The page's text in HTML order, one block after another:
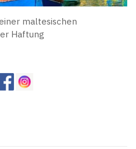
maltesischen
Haftung